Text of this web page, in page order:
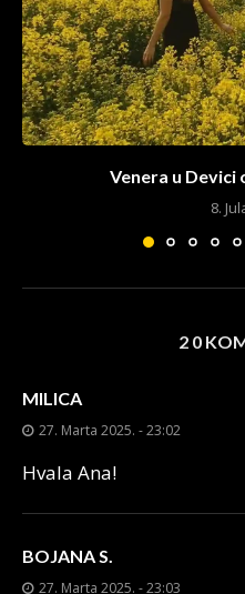
Venera u Devici
8.
2 0
MILICA
27. Marta 2025. - 23:02
Hvala Ana!
BOJANA S.
27. Marta 2025. - 23:03